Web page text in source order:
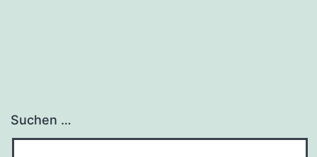
Suchen …